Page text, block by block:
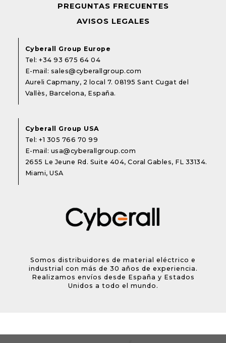
PREGUNTAS FRECUENTES
AVISOS LEGALES
Cyberall Group Europe
Tel:+34 93 675 64 04
E-mail: sales@cyberallgroup.com
Aureli Capmany, 2 local 7. 08195 Sant Cugat del
Vallès, Barcelona, España.
Cyberall Group USA
Tel:+1 305 766 70 99
E-mail: usa@cyberallgroup.com
2655 Le Jeune Rd. Suite 404, Coral Gables, FL 33134.
Miami, USA
Somos distribuidores de material eléctrico e
industrial con más de 30 años de experiencia.
Realizamos envíos desde España y Estados
Unidos a todo el mundo.